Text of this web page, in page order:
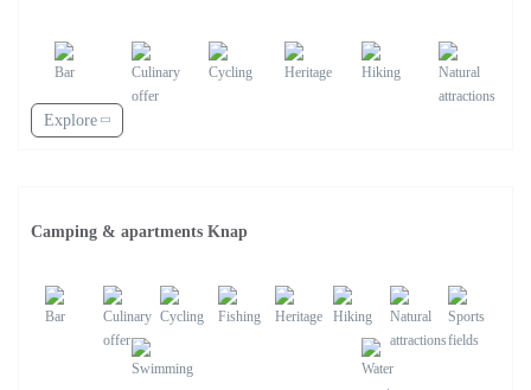
Explore
Camping & apartments Knap